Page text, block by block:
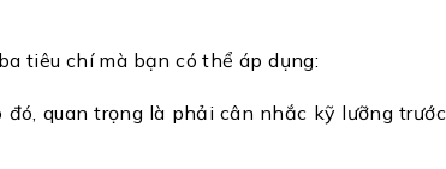
tiêu chí mà bạn có thể áp dụng:
quan trọng là phải cân nhắc kỹ lưỡng trước